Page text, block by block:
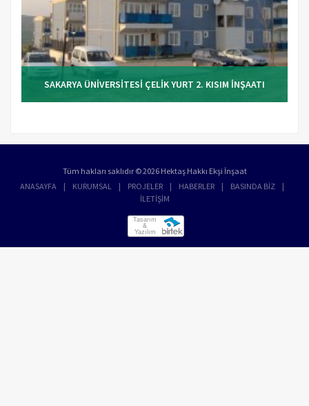
SAKARYA ÜNİVERSİTESİ ÇELİK YURT 2. KISIM İNŞAATI
Tüm hakları saklıdır © 2026 Hektaş Hakkı Ekşi İnşaat
ANASAYFA
KURUMSAL PROJELER HABERLER
BASINDA BİZ
İLETİŞİM
Tasarım
&
Yazılım